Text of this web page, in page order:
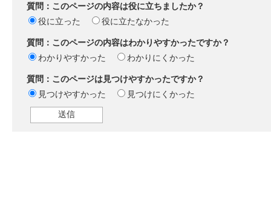
質問：このページの内容は役に立ちましたか？
役に立った
役に立たなかった
質問：このページの内容はわかりやすかったですか？
わかりやすかった
わかりにくかった
質問：このページは見つけやすかったですか？
見つけやすかった
見つけにくかった